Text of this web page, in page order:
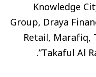
Knowledge
Group, Draya
Retail,
Takaful Al